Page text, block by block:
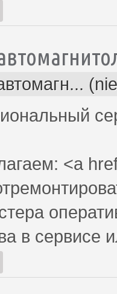
<a
в сервисе